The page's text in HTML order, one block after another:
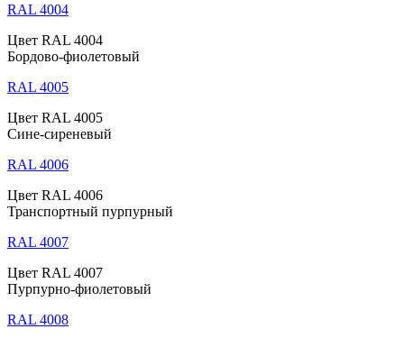
RAL 4004
Цвет RAL 4004
Бордово-фиолетовый
RAL 4005
Цвет RAL 4005
Сине-сиреневый
RAL 4006
Цвет RAL 4006
Транспортный пурпурный
RAL 4007
Цвет RAL 4007
Пурпурно-фиолетовый
RAL 4008